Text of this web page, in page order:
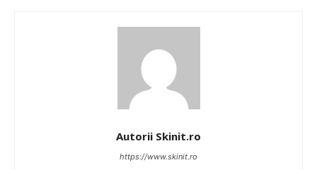
Autorii Skinit.ro
https://www.skinit.ro